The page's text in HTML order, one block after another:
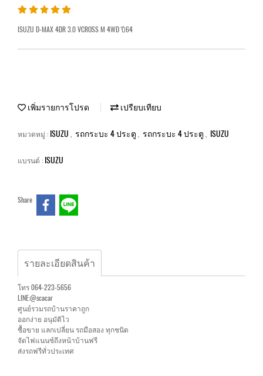
ISUZU D-MAX 4DR 3.0 VCROSS M 4WD ปี64
เพิ่มรายการโปรด เปรียบเทียบ
หมวดหมู่ : ISUZU รถกระบะ 4 ประตู รถกระบะ 4 ประตู ISUZU
แบรนด์ : ISUZU
Share
รายละเอียดสินค้า
โทร 064-223-5656
LINE:@scacar
ศูนย์รวมรถบ้านราคาถูก
ออกง่าย อนุมัติไว
ซื้อขาย แลกเปลี่ยน รถมือสอง ทุกชนิด
จัดไฟแนนซ์ถึงหน้าบ้านฟรี
ส่งรถฟรีทั่วประเทศ